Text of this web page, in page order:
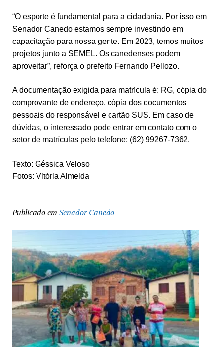
“O esporte é fundamental para a cidadania. Por isso em
Senador Canedo estamos sempre investindo em
capacitação para nossa gente. Em 2023, temos muitos
projetos junto a SEMEL. Os canedenses podem
aproveitar”, reforça o prefeito Fernando Pellozo.
A documentação exigida para matrícula é: RG, cópia do
comprovante de endereço, cópia dos documentos
pessoais do responsável e cartão SUS. Em caso de
dúvidas, o interessado pode entrar em contato com o
setor de matrículas pelo telefone: (62) 99267-7362.
Texto: Géssica Veloso
Fotos: Vitória Almeida
Publicado em Senador Canedo